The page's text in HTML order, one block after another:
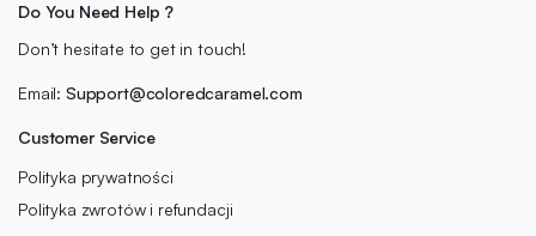
Do You Need Help ?
Don’t hesitate to get in touch!
Email: Support@coloredcaramel.com
Customer Service
Polityka prywatności
Polityka zwrotów i refundacji